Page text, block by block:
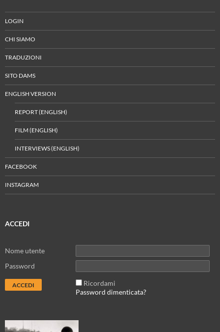
LOGIN
CHI SIAMO
TRADUZIONI
SITO DAMS
ENGLISH VERSION
REPORT (ENGLISH)
FILM (ENGLISH)
INTERVIEWS (ENGLISH)
FACEBOOK
INSTAGRAM
ACCEDI
Nome utente
Password
Ricordami
Password dimenticata?